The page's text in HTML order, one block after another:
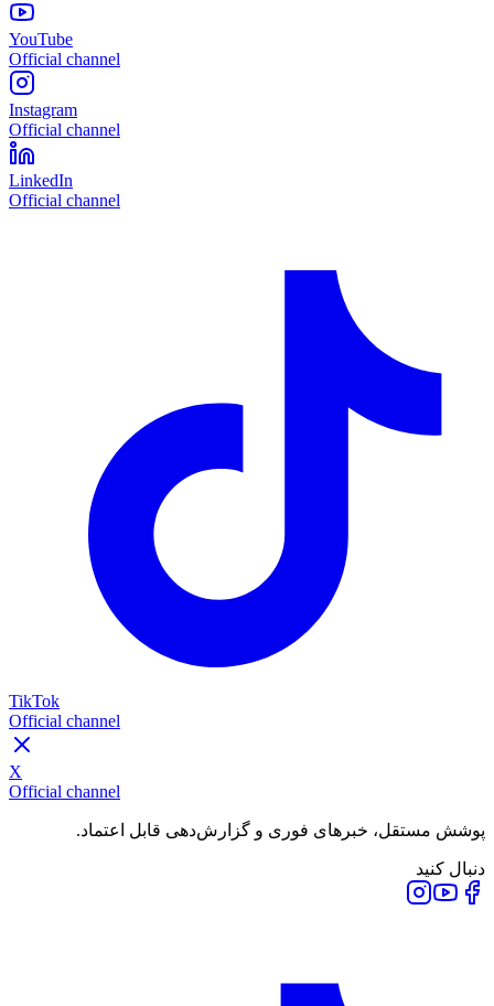
YouTube
Official channel
Instagram
Official channel
LinkedIn
Official channel
TikTok
Official channel
X
Official channel
پوشش مستقل، خبرهای فوری و گزارش‌دهی قابل اعتماد.
دنبال کنید